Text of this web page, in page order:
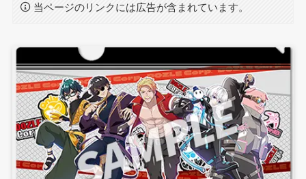
当ページのリンクには広告が含まれています。